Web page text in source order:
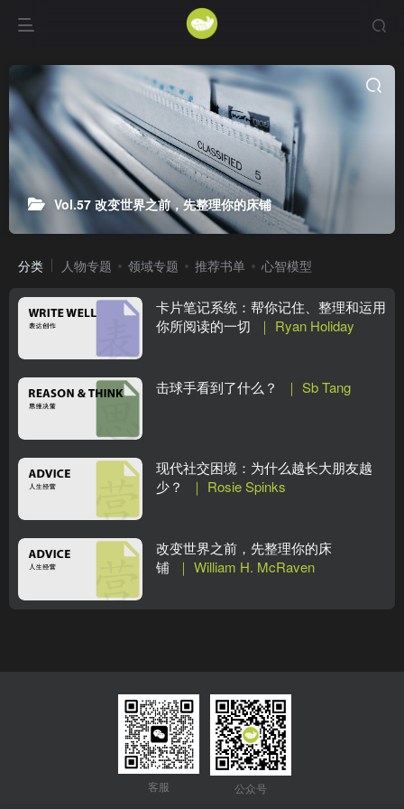
Vol.57 改变世界之前，先整理你的床铺
分类 人物专题 领域专题 推荐书单 心智模型
卡片笔记系统：帮你记住、整理和运用
你所阅读的一切 ｜ Ryan Holiday
击球手看到了什么？ ｜ Sb Tang
现代社交困境：为什么越长大朋友越
少？
｜ Rosie Spinks
改变世界之前，先整理你的床
铺 ｜ William H. McRaven
客服 公众号